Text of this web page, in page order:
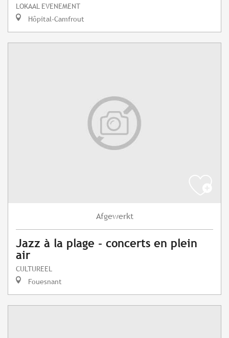
LOKAAL EVENEMENT
Hôpital-Camfrout
Afgewerkt
Jazz à la plage - concerts en plein
air
CULTUREEL
Fouesnant